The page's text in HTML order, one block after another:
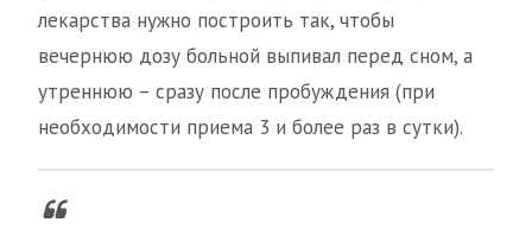
лекарства нужно построить так, чтобы
вечернюю дозу больной выпивал перед сном, а
утреннюю – сразу после пробуждения (при
необходимости приема 3 и более раз в сутки).